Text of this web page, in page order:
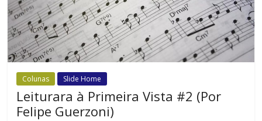
Colunas Slide Home
Leiturara à Primeira Vista #2 (Por
Felipe Guerzoni)